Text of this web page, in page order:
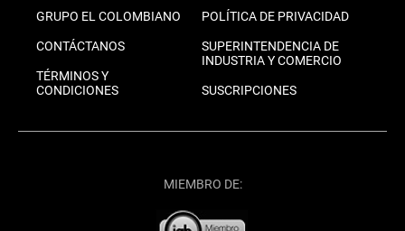
GRUPO EL COLOMBIANO
CONTÁCTANOS
TÉRMINOS Y
CONDICIONES
POLÍTICA DE PRIVACIDAD
SUPERINTENDENCIA DE
INDUSTRIA Y COMERCIO
SUSCRIPCIONES
MIEMBRO DE: